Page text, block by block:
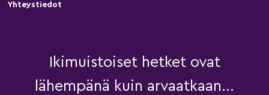
Yhteystiedot
Ikimuistoiset hetket ovat
lähempänä kuin arvaatkaan...